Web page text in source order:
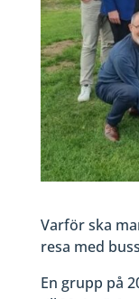
Varför ska
resa med
En grupp på